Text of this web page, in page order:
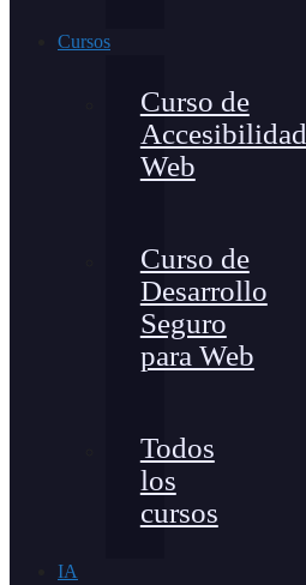
Cursos
Curso de
Accesibilidad
Web
Curso de
Desarrollo
Seguro
para Web
Todos
los
cursos
IA